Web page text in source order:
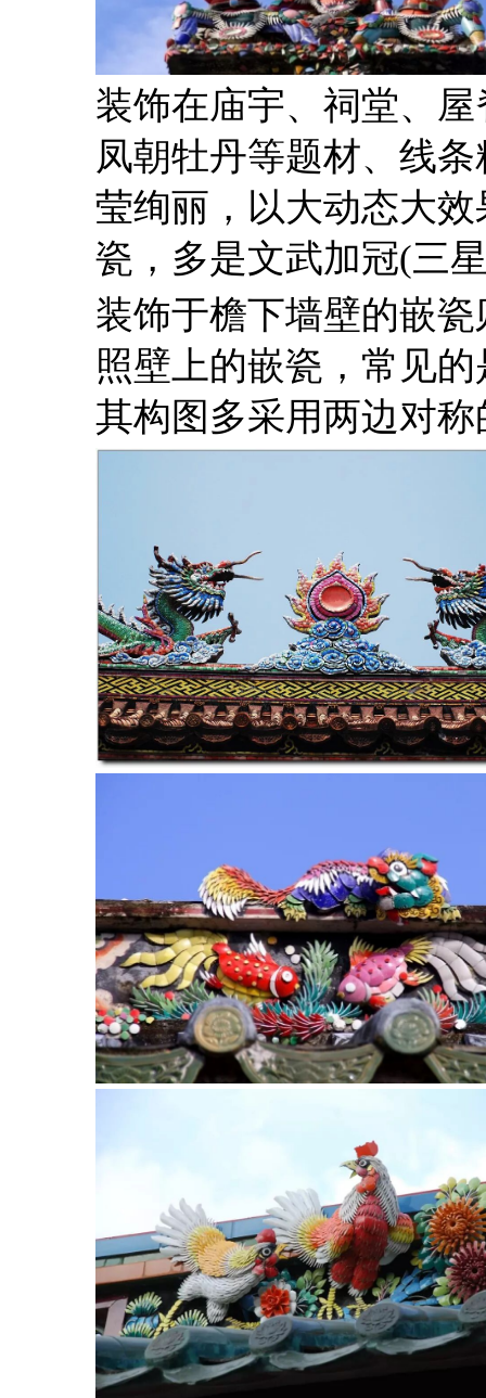
装饰在庙宇、祠堂、
凤朝牡丹等题材、线
莹绚丽，以大动态大
瓷，多是文武加冠(三
装饰于檐下墙壁的嵌
照壁上的嵌瓷，常见
其构图多采用两边对